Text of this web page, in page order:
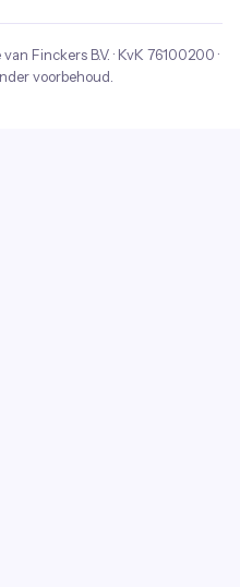
van Finckers B.V. · KvK 76100200 ·
voorbehoud.